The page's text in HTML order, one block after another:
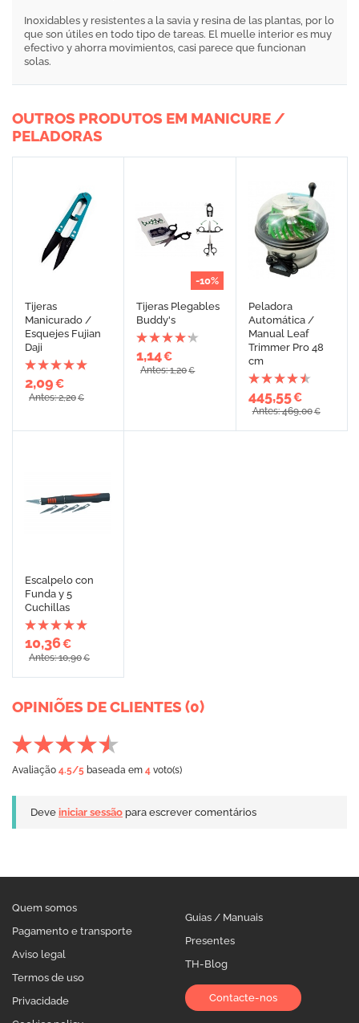
Inoxidables y resistentes a la savia y resina de las plantas, por lo
que son útiles en todo tipo de tareas. El muelle interior es muy
efectivo y ahorra movimientos, casi parece que funcionan
solas.
OUTROS PRODUTOS EM MANICURE /
PELADORAS
Tijeras
Manicurado /
Esquejes Fujian
Daji
2,09€
Antes: 2,20€
-10%
Tijeras Plegables
Buddy's
1,14€
Antes: 1,20€
Peladora
Automática /
Manual Leaf
Trimmer Pro 48
cm
445,55€
Antes: 469,00€
Escalpelo con
Funda y 5
Cuchillas
10,36€
Antes: 10,90€
OPINIÕES DE CLIENTES (0)
Avaliação 4.5/5 baseada em 4 voto(s)
Deve iniciar sessão para escrever comentários
Quem somos
Pagamento e transporte
Aviso legal
Termos de uso
Privacidade
Guias / Manuais
Presentes
TH-Blog
Contacte-nos